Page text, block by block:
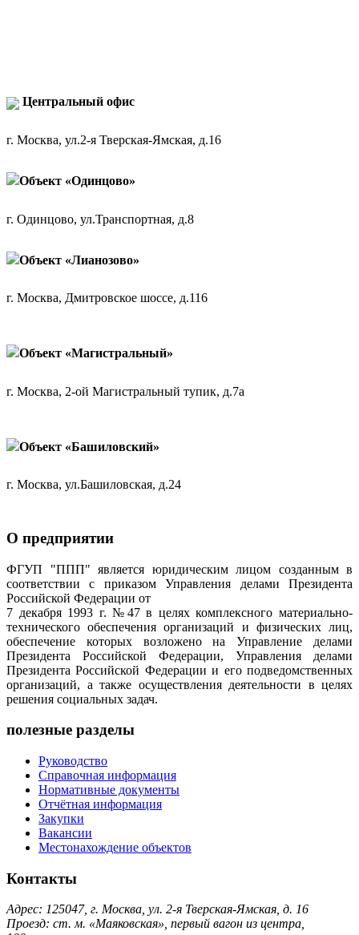
Центральный офис
г. Москва, ул.2-я Тверская-Ямская, д.16
Объект «Одинцово»
г. Одинцово, ул.Транспортная, д.8
Объект «Лианозово»
г. Москва, Дмитровское шоссе, д.116
Объект «Магистральный»
г. Москва, 2-ой Магистральный тупик, д.7а
Объект «Башиловский»
г. Москва, ул.Башиловская, д.24
О предприятии
ФГУП "ППП" является юридическим лицом созданным в
соответствии с приказом Управления делами Президента
Российской Федерации от
7 декабря 1993 г. №47 в целях комплексного материально-
технического обеспечения организаций и физических лиц,
обеспечение которых возложено на Управление делами
Президента Российской Федерации, Управления делами
Президента Российской Федерации и его подведомственных
организаций, а также осуществления деятельности в целях
решения социальных задач.
полезные разделы
Руководство
Справочная информация
Нормативные документы
Отчётная информация
Закупки
Вакансии
Местонахождение объектов
Контакты
Адрес: 125047, г. Москва, ул. 2-я Тверская-Ямская, д. 16
Проезд: ст. м. «Маяковская», первый вагон из центра,